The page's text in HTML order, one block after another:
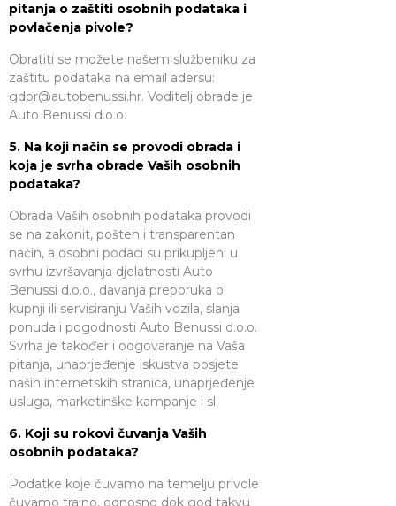
pitanja o zaštiti osobnih podataka i
povlačenja pivole?
Obratiti se možete našem službeniku za
zaštitu podataka na email adersu:
gdpr@autobenussi.hr. Voditelj obrade je
Auto Benussi d.o.o.
5. Na koji način se provodi obrada i
koja je svrha obrade Vaših osobnih
podataka?
Obrada Vaših osobnih podataka provodi
se na zakonit, pošten i transparentan
način, a osobni podaci su prikupljeni u
svrhu izvršavanja djelatnosti Auto
Benussi d.o.o., davanja preporuka o
kupnji ili servisiranju Vaših vozila, slanja
ponuda i pogodnosti Auto Benussi d.o.o.
Svrha je također i odgovaranje na Vaša
pitanja, unaprjeđenje iskustva posjete
naših internetskih stranica, unaprjeđenje
usluga, marketinške kampanje i sl.
6. Koji su rokovi čuvanja Vaših
osobnih podataka?
Podatke koje čuvamo na temelju privole
čuvamo trajno, odnosno dok god takvu